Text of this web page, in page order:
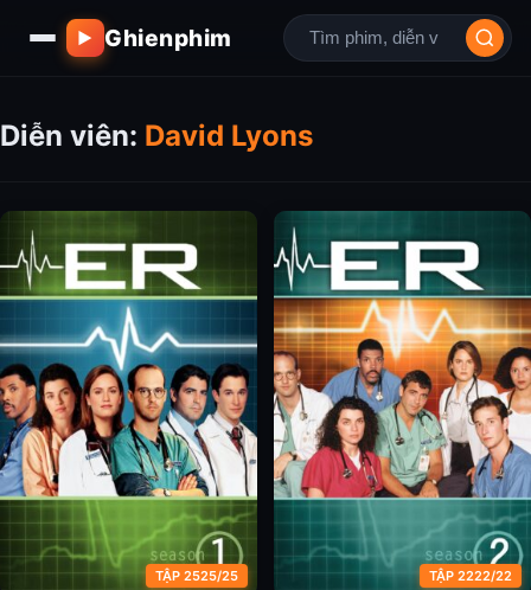
▶ Ghienphim
Diễn viên: David Lyons
TẬP 2525/25 TẬP 2222/22